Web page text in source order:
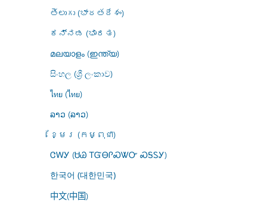
తెలుగు (భారతదేశం)
ಕನ್ನಡ (ಭಾರತ)
മലയാളം (ഇന്ത്യ)
සිංහල (ශ්‍රී ලංකාව)
ไทย (ไทย)
ລາວ (ລາວ)
ខ្មែរ (កម្ពុជា)
ᏣᎳᎩ (ᏌᏊ ᎢᏳᎾᎵᏍᏔᏅ ᏍᎦᏚᎩ)
한국어 (대한민국)
中文(中国)